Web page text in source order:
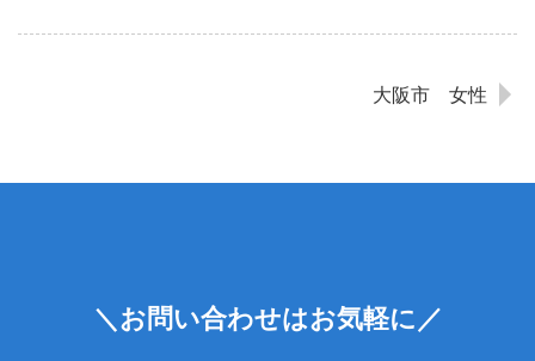
大阪市 女性
＼お問い合わせはお気軽に／